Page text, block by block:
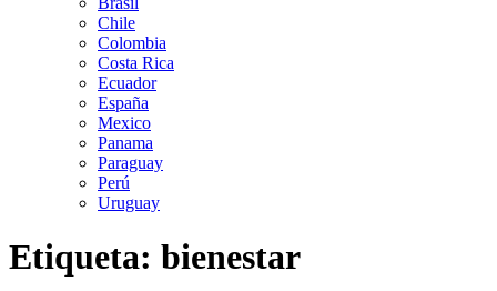
Chile
Colombia
Costa Rica
Ecuador
España
Mexico
Panama
Paraguay
Perú
Uruguay
Etiqueta: bienestar